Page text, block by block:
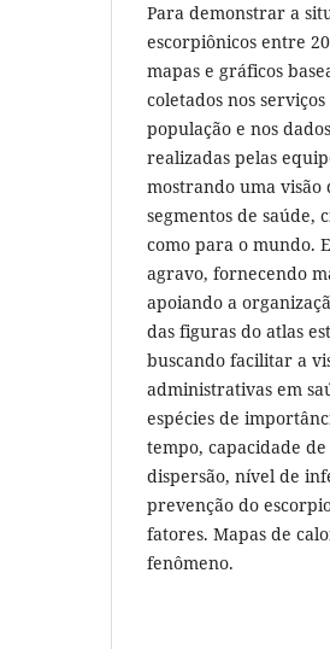
Para demonstrar a
escorpiônicos entre
mapas e gráficos
coletados nos
população e nos
realizadas pelas
mostrando uma visão
segmentos de saúde,
como para o mundo.
agravo, fornecendo
apoiando a
das figuras do atlas
buscando facilitar a
administrativas em
espécies de
tempo, capacidade
dispersão, nível de
prevenção do
fatores. Mapas de
fenômeno.